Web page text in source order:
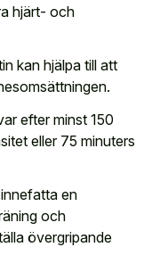
hjärt- och
kan hjälpa till att
efter minst 150
eller 75 minuters
en
och
övergripande